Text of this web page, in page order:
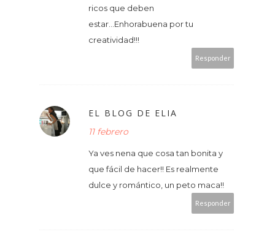
ricos que deben
estar...Enhorabuena por tu
creatividad!!!
Responder
EL BLOG DE ELIA
11 febrero
Ya ves nena que cosa tan bonita y
que fácil de hacer!! Es realmente
dulce y romántico, un peto maca!!
Responder